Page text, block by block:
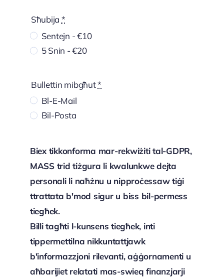
Sħubija *
Sentejn - €10
5 Snin - €20
Bullettin mibgħut*
Bl-E-Mail
Bil-Posta
Biex tikkonforma mar-rekwiżiti tal-GDPR,
MASS trid tiżgura li kwalunkwe dejta
personali li naħżnu u nipproċessaw tiġi
ttrattata b'mod sigur u biss bil-permess
tiegħek.
Billi tagħti l-kunsens tiegħek, inti
tippermettilna nikkuntattjawk
b'informazzjoni rilevanti, aġġornamenti u
aħbarijiet relatati mas-swieq finanzjarji